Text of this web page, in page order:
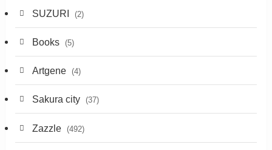
SUZURI (2)
Books (5)
Artgene (4)
Sakura city (37)
Zazzle (492)